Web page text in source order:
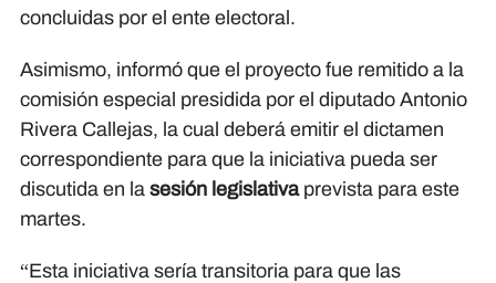
concluidas por el ente electoral.
Asimismo, informó que el proyecto fue remitido a la
comisión especial presidida por el diputado Antonio
Rivera Callejas, la cual deberá emitir el dictamen
correspondiente para que la iniciativa pueda ser
discutida en la sesión legislativaprevista para este
martes.
“Esta iniciativa sería transitoria para que las